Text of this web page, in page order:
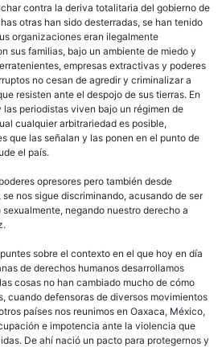
contra la deriva totalitaria del gobierno de
otras han sido desterradas, se han tenido
organizaciones eran ilegalmente
sus familias, bajo un ambiente de miedo y
empresas extractivas y poderes
no cesan de agredir y criminalizar a
resisten ante el despojo de sus tierras. En
las periodistas viven bajo un régimen de
cualquier arbitrariedad es posible,
que las señalan y las ponen en el punto de
el país.
opresores pero también desde
nos sigue discriminando, acusando de ser
sexualmente, negando nuestro derecho a
sobre el contexto en el que hoy en día
de derechos humanos desarrollamos
cosas no han cambiado mucho de cómo
cuando defensoras de diversos movimientos
países nos reunimos en Oaxaca, México,
e impotencia ante la violencia que
De ahí nació un pacto para protegernos y